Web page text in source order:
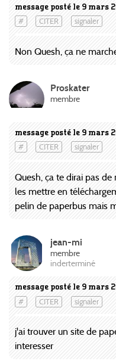
message posté le 9 mars
# CITER signaler
Non Quesh, ça ne
message posté le 9 mars
# CITER signaler
Proskater
membre
Quesh, ça te dirai pas
les mettre en
pelin de paperbus mais
message posté le 9 mars
# CITER signaler
jean-mi
membre
inderterminé
j'ai trouver un site de
interesser